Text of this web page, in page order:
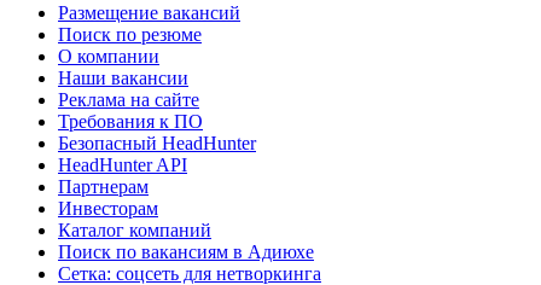
Размещение вакансий
Поиск по резюме
О компании
Наши вакансии
Реклама на сайте
Требования к ПО
Безопасный HeadHunter
HeadHunter API
Партнерам
Инвесторам
Каталог компаний
Поиск по вакансиям в Адиюхе
Сетка: соцсеть для нетворкинга